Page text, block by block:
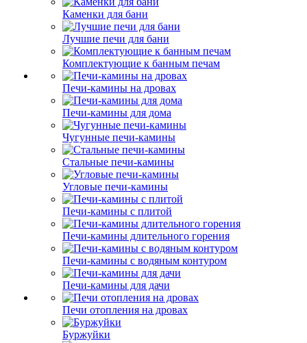
Каменки для бани
Лучшие печи для бани
Комплектующие к банным печам
Печи-камины на дровах
Печи-камины для дома
Чугунные печи-камины
Стальные печи-камины
Угловые печи-камины
Печи-камины с плитой
Печи-камины длительного горения
Печи-камины с водяным контуром
Печи-камины для дачи
Печи отопления на дровах
Буржуйки